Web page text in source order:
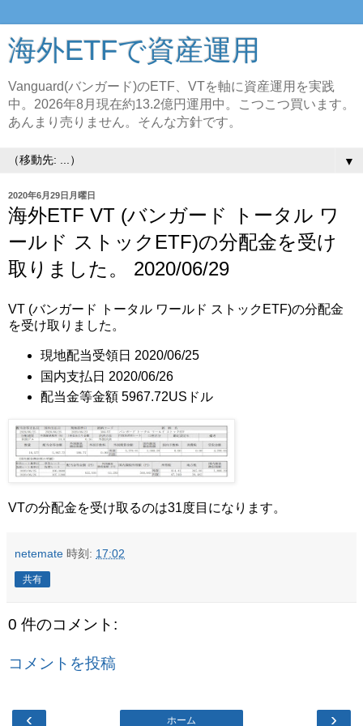
海外ETFで資産運用
Vanguard(バンガード)のETF、VTを軸に資産運用を実践
中。2026年8月現在約13.2億円運用中。こつこつ買います。
あんまり売りません。そんな方針です。
▼
2020年6月29日月曜日
海外ETF VT (バンガード トータル ワ
ールド ストックETF)の分配金を受け
取りました。 2020/06/29
VT (バンガード トータル ワールド ストックETF)の分配金
を受け取りました。
現地配当受領日 2020/06/25
国内支払日 2020/06/26
配当金等金額 5967.72USドル
VTの分配金を受け取るのは31度目になります。
netemate 時刻: 17:02
共有
0 件のコメント:
コメントを投稿
‹ ›
ホーム